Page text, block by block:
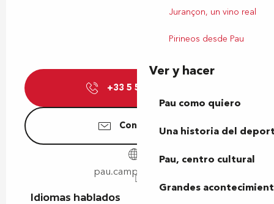
Jurançon, un vino real
Pirineos desde Pau
Ver y hacer
Pau como quiero
Una historia del
Pau, centro cultural
Grandes
+33 5 59 80 32
Contáctenos
pau.campanile.com
Idiomas hablados
Idiomas hablados